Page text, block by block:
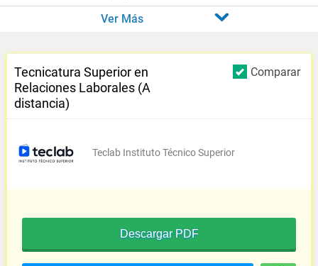
Ver Más
Comparar
Tecnicatura Superior en
Relaciones Laborales (A
distancia)
Teclab Instituto Técnico Superior
Descargar PDF